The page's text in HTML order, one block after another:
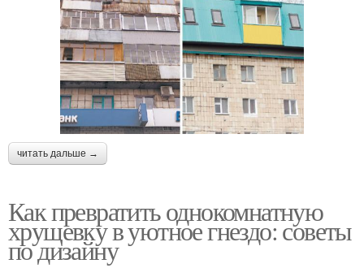
читать дальше →
Как превратить однокомнатную
хрущевку в уютное гнездо: советы
по дизайну